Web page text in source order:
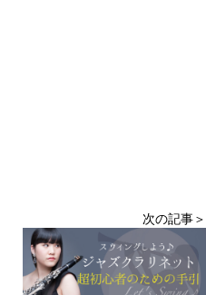
次の記事＞